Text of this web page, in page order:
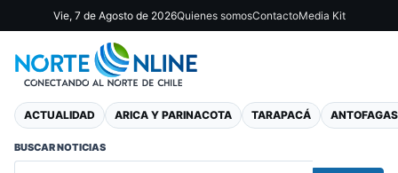
Vie, 7 de Agosto de 2026Quienes somosContactoMedia Kit
ACTUALIDAD ARICA Y PARINACOTA TARAPACÁ
BUSCAR NOTICIAS